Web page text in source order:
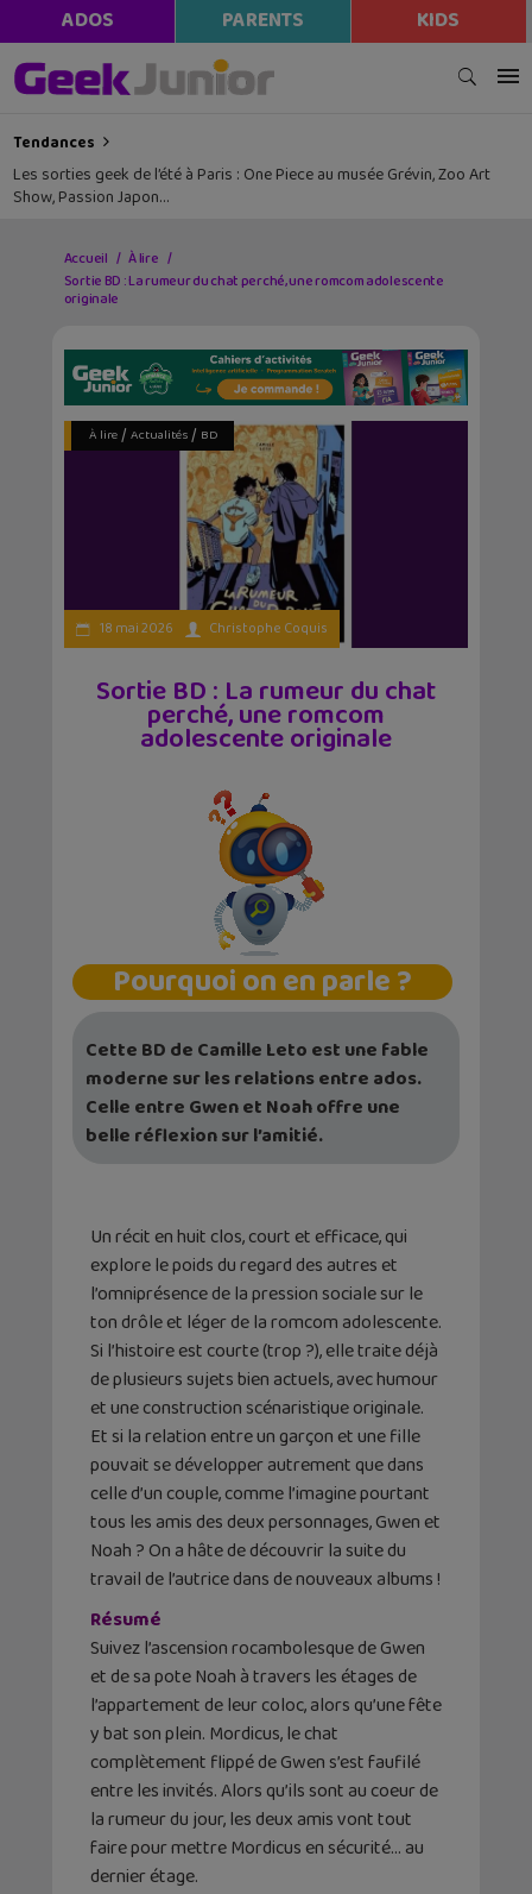
ADOS PARENTS KIDS
Tendances
Les sorties geek de l’été à Paris : One Piece au musée Grévin, Zoo Art
Show, Passion Japon…
Accueil
À lire
Sortie BD : La rumeur du chat perché, une romcom adolescente
originale
À lire/ Actualités/ BD
18 mai 2026 Christophe Coquis
Sortie BD : La rumeur du chat
perché, une romcom
adolescente originale
Pourquoi on en parle ?
Cette BD de Camille Leto est une fable
moderne sur les relations entre ados.
Celle entre Gwen et Noah offre une
belle réflexion sur l’amitié.
Un récit en huit clos, court et efficace, qui
explore le poids du regard des autres et
l’omniprésence de la pression sociale sur le
ton drôle et léger de la romcom adolescente.
Si l’histoire est courte (trop ?), elle traite déjà
de plusieurs sujets bien actuels, avec humour
et une construction scénaristique originale.
Et si la relation entre un garçon et une fille
pouvait se développer autrement que dans
celle d’un couple, comme l’imagine pourtant
tous les amis des deux personnages, Gwen et
Noah ? On a hâte de découvrir la suite du
travail de l’autrice dans de nouveaux albums !
Résumé
Suivez l’ascension rocambolesque de Gwen
et de sa pote Noah à travers les étages de
l’appartement de leur coloc, alors qu’une fête
y bat son plein. Mordicus, le chat
complètement flippé de Gwen s’est faufilé
entre les invités. Alors qu’ils sont au coeur de
la rumeur du jour, les deux amis vont tout
faire pour mettre Mordicus en sécurité… au
dernier étage.